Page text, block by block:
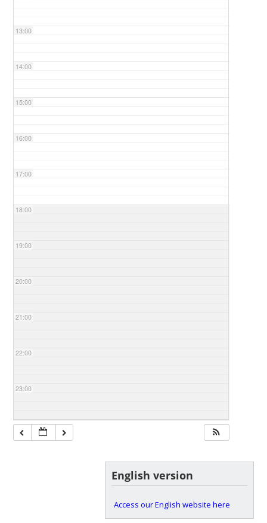
13:00
14:00
15:00
16:00
17:00
18:00
19:00
20:00
21:00
22:00
23:00
English version
Access our English website here